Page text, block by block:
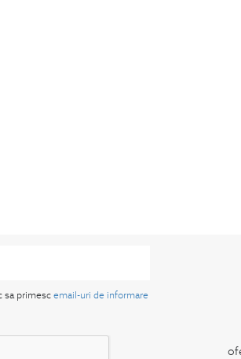
sa primescemail-uri de informare